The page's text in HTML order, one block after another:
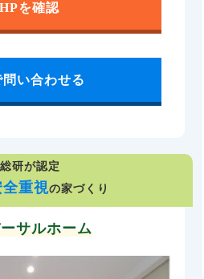
を確認
問い合わせる
研が認定
全重視の家づくり
サルホーム